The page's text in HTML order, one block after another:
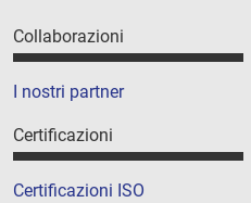
Collaborazioni
I nostri partner
Certificazioni
Certificazioni ISO